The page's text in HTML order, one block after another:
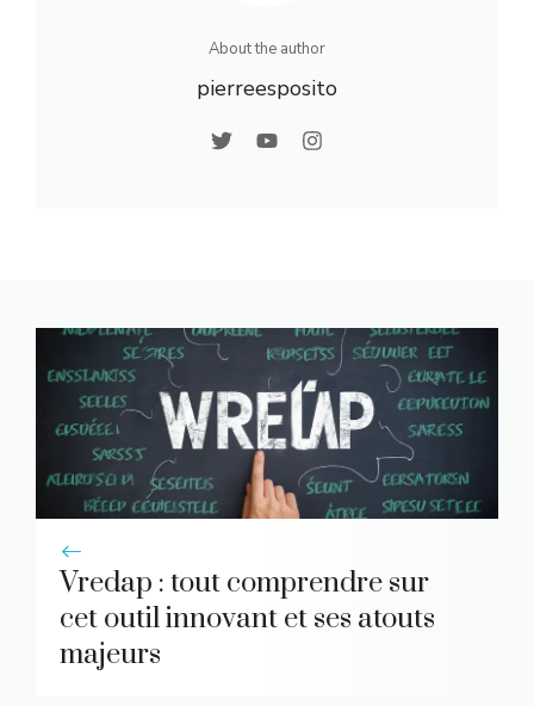
About the author
pierreesposito
Vredap : tout comprendre sur
cet outil innovant et ses atouts
majeurs